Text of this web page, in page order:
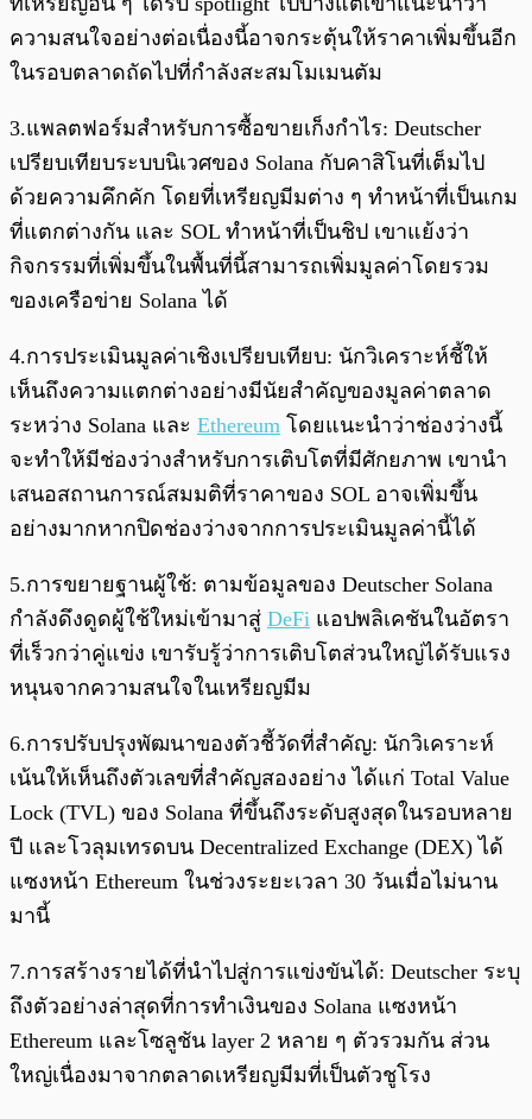
ความสนใจอย่างต่อเนื่องนี้อาจกระตุ้นให้ราคาเพิ่มขึ้นอีก
ในรอบตลาดถัดไปที่กำลังสะสมโมเมนตัม
3.แพลตฟอร์มสำหรับการซื้อขายเก็งกำไร: Deutscher
เปรียบเทียบระบบนิเวศของ Solana กับคาสิโนที่เต็มไป
ด้วยความคึกคัก โดยที่เหรียญมีมต่าง ๆ ทำหน้าที่เป็นเกม
ที่แตกต่างกัน และ SOL ทำหน้าที่เป็นชิป เขาแย้งว่า
กิจกรรมที่เพิ่มขึ้นในพื้นที่นี้สามารถเพิ่มมูลค่าโดยรวม
ของเครือข่าย Solana ได้
4.การประเมินมูลค่าเชิงเปรียบเทียบ: นักวิเคราะห์ชี้ให้
เห็นถึงความแตกต่างอย่างมีนัยสำคัญของมูลค่าตลาด
ระหว่าง Solana และ Ethereum โดยแนะนำว่าช่องว่างนี้
จะทำให้มีช่องว่างสำหรับการเติบโตที่มีศักยภาพ เขานำ
เสนอสถานการณ์สมมติที่ราคาของ SOL อาจเพิ่มขึ้น
อย่างมากหากปิดช่องว่างจากการประเมินมูลค่านี้ได้
5.การขยายฐานผู้ใช้: ตามข้อมูลของ Deutscher Solana
กำลังดึงดูดผู้ใช้ใหม่เข้ามาสู่ DeFi แอปพลิเคชันในอัตรา
ที่เร็วกว่าคู่แข่ง เขารับรู้ว่าการเติบโตส่วนใหญ่ได้รับแรง
หนุนจากความสนใจในเหรียญมีม
6.การปรับปรุงพัฒนาของตัวชี้วัดที่สำคัญ: นักวิเคราะห์
เน้นให้เห็นถึงตัวเลขที่สำคัญสองอย่าง ได้แก่ Total Value
Lock (TVL) ของ Solana ที่ขึ้นถึงระดับสูงสุดในรอบหลาย
ปี และโวลุมเทรดบน Decentralized Exchange (DEX) ได้
แซงหน้า Ethereum ในช่วงระยะเวลา 30 วันเมื่อไม่นาน
มานี้
7.การสร้างรายได้ที่นำไปสู่การแข่งขันได้: Deutscher ระบุ
ถึงตัวอย่างล่าสุดที่การทำเงินของ Solana แซงหน้า
Ethereum และโซลูชัน layer 2 หลาย ๆ ตัวรวมกัน ส่วน
ใหญ่เนื่องมาจากตลาดเหรียญมีมที่เป็นตัวชูโรง